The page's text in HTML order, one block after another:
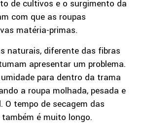
de cultivos e o surgimento da
com que as roupas
matéria-primas.
naturais, diferente das fibras
apresentar um problema.
para dentro da trama
a roupa molhada, pesada e
O tempo de secagem das
é muito longo.